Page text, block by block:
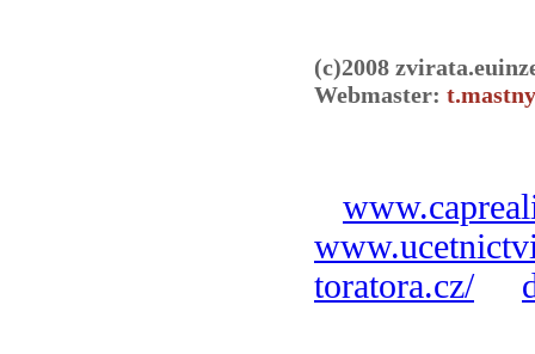
(c)2008
Webmaster:
toratora.cz/